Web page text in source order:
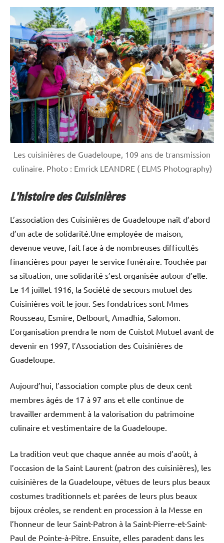
Les cuisinières de Guadeloupe, 109 ans de transmission
culinaire. Photo : Emrick LEANDRE ( ELMS Photography)
L’histoire des Cuisinières
L’association des Cuisinières de Guadeloupe naît d’abord
d’un acte de solidarité.Une employée de maison,
devenue veuve, fait face à de nombreuses difficultés
financières pour payer le service funéraire. Touchée par
sa situation, une solidarité s’est organisée autour d’elle.
Le 14 juillet 1916, la Société de secours mutuel des
Cuisinières voit le jour. Ses fondatrices sont Mmes
Rousseau, Esmire, Delbourt, Amadhia, Salomon.
L’organisation prendra le nom de Cuistot Mutuel avant de
devenir en 1997, l’Association des Cuisinières de
Guadeloupe.
Aujourd’hui, l’association compte plus de deux cent
membres âgés de 17 à 97 ans et elle continue de
travailler ardemment à la valorisation du patrimoine
culinaire et vestimentaire de la Guadeloupe.
La tradition veut que chaque année au mois d’août, à
l’occasion de la Saint Laurent (patron des cuisinières), les
cuisinières de la Guadeloupe, vêtues de leurs plus beaux
costumes traditionnels et parées de leurs plus beaux
bijoux créoles, se rendent en procession à la Messe en
l’honneur de leur Saint-Patron à la Saint-Pierre-et-Saint-
Paul de Pointe-à-Pitre. Ensuite, elles paradent dans les